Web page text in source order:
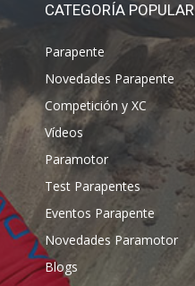
CATEGORÍA POPULAR
Parapente
Novedades Parapente
Competición y XC
Vídeos
Paramotor
Test Parapentes
Eventos Parapente
Novedades Paramotor
Blogs